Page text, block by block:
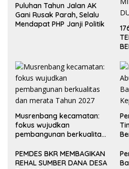
Puluhan Tahun Jalan AK
Gani Rusak Parah, Selalu
Mendapat PHP Janji Politik
Musrenbang kecamatan:
fokus wujudkan
pembangunan berkualitas
PEMDES BKR MEMBAGIKAN
REHAL SUMBER DANA DESA